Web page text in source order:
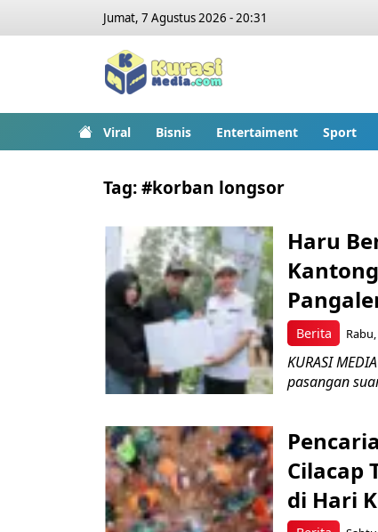
Jumat, 7 Agustus 2026 - 20:31
Viral Bisnis Entertaiment Sport
Tag:#korban longsor
Berita
Haru
KURASI
pasangan
Cilacap
di Hari